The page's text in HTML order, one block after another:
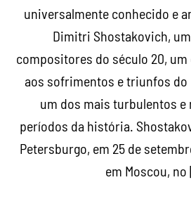
universalmente conhecido e
Dimitri Shostakovich,
compositores do século 20, um
aos sofrimentos e triunfos
um dos mais turbulentos
períodos da história.
Petersburgo, em 25 de
em Moscou,